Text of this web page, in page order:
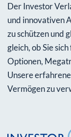
Der Investor
und innovativen
zu schützen und
gleich, ob Sie
Optionen,
Unsere
Vermögen zu